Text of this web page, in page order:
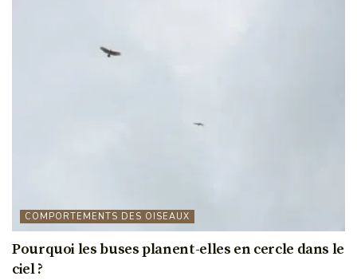
COMPORTEMENTS DES OISEAUX
Pourquoi les buses planent-elles en cercle dans le
ciel ?